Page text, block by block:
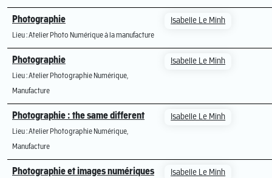
Photographie
Lieu : Atelier Photo Numérique à la manufacture
Isabelle Le Minh
Photographie
Lieu : Atelier Photographie Numérique,
Manufacture
Isabelle Le Minh
Photographie : the same different
Lieu : Atelier Photographie Numérique,
Manufacture
Isabelle Le Minh
Photographie et images numériques
Isabelle Le Minh